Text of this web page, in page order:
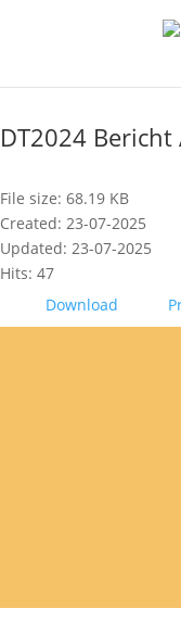
DT2024 Bericht
File size: 68.19 KB
Created: 23-07-2025
Updated: 23-07-2025
Hits: 47
Download